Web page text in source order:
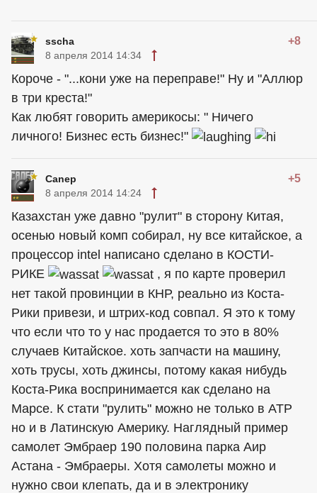
sscha +8
8 апреля 2014 14:34
Короче - "...кони уже на переправе!" Ну и "Аллюр
в три креста!"
Как любят говорить америкосы: " Ничего
личного! Бизнес есть бизнес!"
Canep +5
8 апреля 2014 14:24
Казахстан уже давно "рулит" в сторону Китая,
осенью новый комп собирал, ну все китайское, а
процессор intel написано сделано в КОСТИ-
РИКЕ
, я по карте проверил
нет такой провинции в КНР, реально из Коста-
Рики привези, и штрих-код совпал. Я это к тому
что если что то у нас продается то это в 80%
случаев Китайское. хоть запчасти на машину,
хоть трусы, хоть джинсы, потому какая нибудь
Коста-Рика воспринимается как сделано на
Марсе. К стати "рулить" можно не только в АТР
но и в Латинскую Америку. Наглядный пример
самолет Эмбраер 190 половина парка Аир
Астана - Эмбраеры. Хотя самолеты можно и
нужно свои клепать, да и в электронику